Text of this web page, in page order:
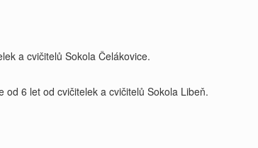
a cvičitelů Sokola Čelákovice.
6 let od cvičitelek a cvičitelů Sokola Libeň.